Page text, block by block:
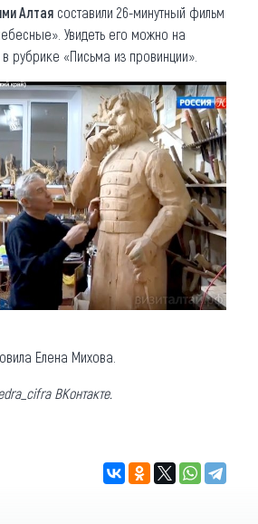
Алтая составили 26-минутный фильм
Увидеть его можно на
в рубрике «Письма из провинции».
Елена Михова.
ВКонтакте.